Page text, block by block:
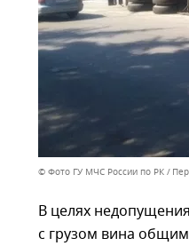
© Фото ГУ МЧС России по РК
В целях
с грузом вина